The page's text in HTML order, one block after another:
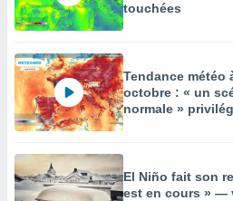
touchées
Tendance météo
octobre : « un
normale »
El Niño fait son
est en cours » —